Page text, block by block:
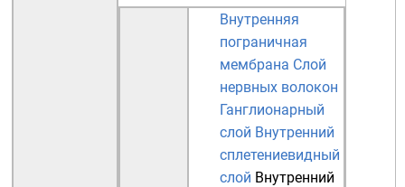
Внутренняя
пограничная
мембрана Слой
нервных волокон
Ганглионарный
слой Внутренний
сплетениевидный
слой Внутренний